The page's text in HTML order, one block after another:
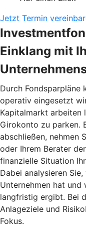
Jetzt Termin
Einklang mit
Durch Fondsparpläne
operativ eingesetzt
Kapitalmarkt arbeiten
Girokonto zu parken.
abschließen, nehmen
oder Ihrem Berater
finanzielle Situation
Dabei analysieren
Unternehmen hat
langfristig ergibt. Bei
Anlageziele und
Fokus.